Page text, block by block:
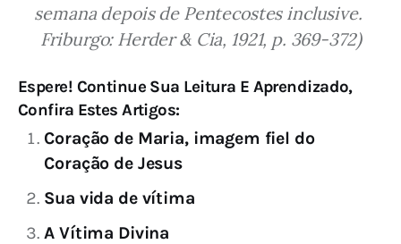
semana depois de Pentecostes inclusive.
Friburgo: Herder & Cia, 1921, p. 369-372)
Espere! Continue Sua Leitura E Aprendizado,
Confira Estes Artigos:
Coração de Maria, imagem fiel do
Coração de Jesus
Sua vida de vítima
A Vítima Divina